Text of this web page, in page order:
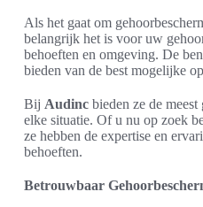
Als het gaat om
belangrijk het is voor uw
behoeften en omgeving. De
bieden van de best mogelijke
Bij Audinc bieden ze de meest
elke situatie. Of u nu op zoek
ze hebben de expertise en
behoeften.
Betrouwbaar